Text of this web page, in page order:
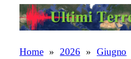
Home» 2026 » Giugno